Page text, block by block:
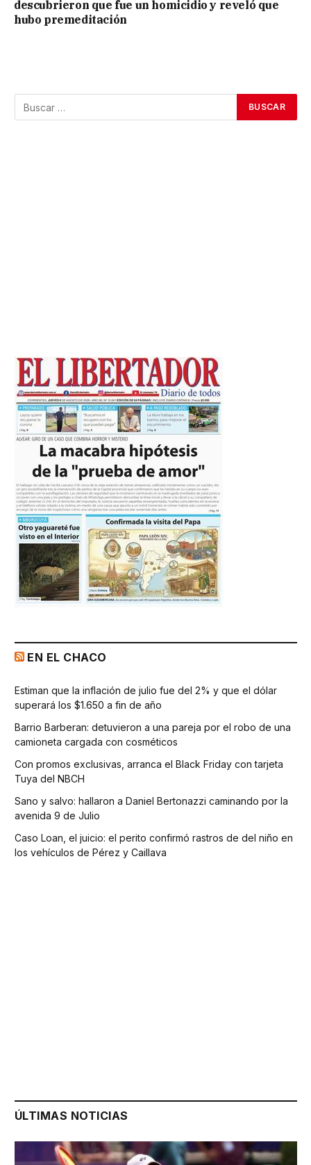
descubrieron que fue un homicidio y reveló que
hubo premeditación
EN EL CHACO
Estiman que la inflación de julio fue del 2% y que el dólar
superará los $1.650 a fin de año
Barrio Barberan: detuvieron a una pareja por el robo de una
camioneta cargada con cosméticos
Con promos exclusivas, arranca el Black Friday con tarjeta
Tuya del NBCH
Sano y salvo: hallaron a Daniel Bertonazzi caminando por la
avenida 9 de Julio
Caso Loan, el juicio: el perito confirmó rastros de del niño en
los vehículos de Pérez y Caillava
ÚLTIMAS NOTICIAS